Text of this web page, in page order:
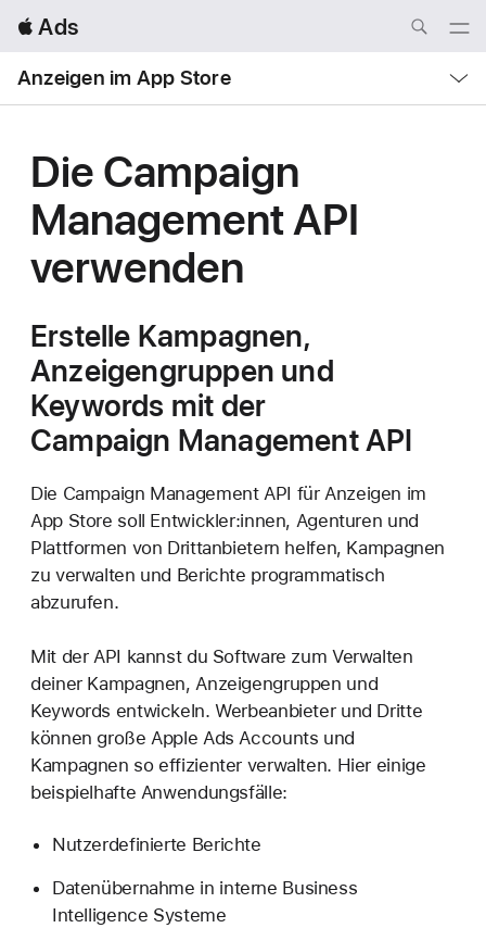
 Ads
Nav
Open
Anzeigen im App Store
Nav
Open
Menu
Die Campaign
ManagementAPI
verwenden
Erstelle Kampagnen,
Anzeigengruppen und
Keywords mit der
Campaign Management API
Die Campaign Management API für Anzeigen im
App Store soll Entwickler:innen, Agenturen und
Plattformen von Drittanbietern helfen, Kampagnen
zu verwalten und Berichte programmatisch
abzurufen.
Mit der API kannst du Software zum Verwalten
deiner Kampagnen, Anzeigengruppen und
Keywords entwickeln. Werbeanbieter und Dritte
können große Apple Ads Accounts und
Kampagnen so effizienter verwalten. Hier einige
beispielhafte Anwendungsfälle:
Nutzerdefinierte Berichte
Datenübernahme in interne Business
Intelligence Systeme